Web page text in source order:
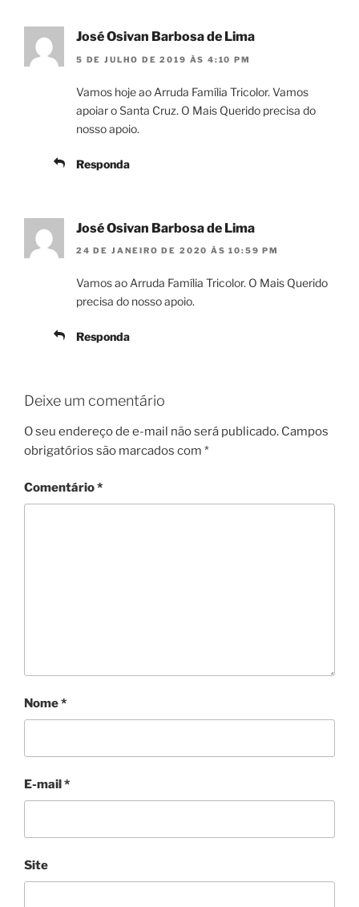
José Osivan Barbosa de Lima
5 DE JULHO DE 2019 ÀS 4:10 PM
Vamos hoje ao Arruda Família Tricolor. Vamos
apoiar o Santa Cruz. O Mais Querido precisa do
nosso apoio.
Responda
José Osivan Barbosa de Lima
24 DE JANEIRO DE 2020 ÀS 10:59 PM
Vamos ao Arruda Família Tricolor. O Mais Querido
precisa do nosso apoio.
Responda
Deixe um comentário
O seu endereço de e-mail não será publicado. Campos
obrigatórios são marcados com *
Comentário*
Nome*
E-mail*
Site